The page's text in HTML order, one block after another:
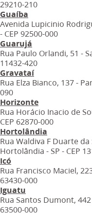
29210-210
Guaíba
Avenida Lupicinio
- CEP 92500-000
Guarujá
Rua Paulo Orlandi, 51 -
11432-420
Gravataí
Rua Elza Bianco, 137 -
090
Horizonte
Rua Horácio Inacio de
CEP 62870-000
Hortolândia
Rua Waldiva F Duarte
Hortolândia - SP - CEP
Icó
Rua Francisco Maciel,
63430-000
Iguatu
Rua Santos Dumont, 442
63500-000